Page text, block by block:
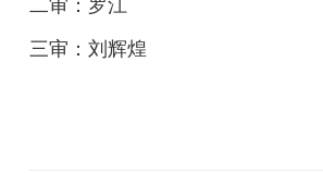
二审：罗江
三审：刘辉煌